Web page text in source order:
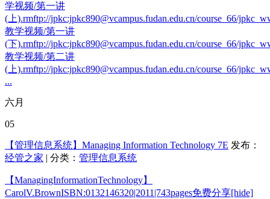
学视频/第一讲
(上).rmftp://jpkc:jpkc890@vcampus.fudan.edu.cn/course_66/
教学视频/第一讲
(下).rmftp://jpkc:jpkc890@vcampus.fudan.edu.cn/course_66/
教学视频/第二讲
(上).rmftp://jpkc:jpkc890@vcampus.fudan.edu.cn/course_66/
...
六月
05
【管理信息系统】Managing Information Technology 7E 发布：
经管之家 | 分类： 管理信息系统
【ManagingInformationTechnology】
CarolV.BrownISBN:0132146320|2011|743pages免费分享[hide]